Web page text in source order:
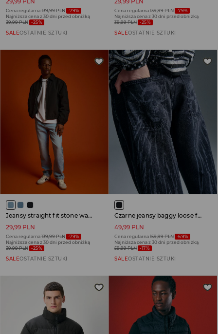
Cena regularna139,99 PLN -79%
Najniższa cena z 30 dni przed obniżką
39,99 PLN -25%
SALEOSTATNIE SZTUKI
Cena regularna139,99 PLN -79%
Najniższa cena z 30 dni przed obniżką
39,99 PLN -25%
SALEOSTATNIE SZTUKI
Jeansy straight fit stone wash jasnoniebieskie
29,99 PLN
Cena regularna139,99 PLN -79%
Najniższa cena z 30 dni przed obniżką
39,99 PLN -25%
SALEOSTATNIE SZTUKI
Czarne jeansy baggy loose fit z motywem Y2K z tyłu
49,99 PLN
Cena regularna159,99 PLN -69%
Najniższa cena z 30 dni przed obniżką
59,99 PLN -17%
SALEOSTATNIE SZTUKI